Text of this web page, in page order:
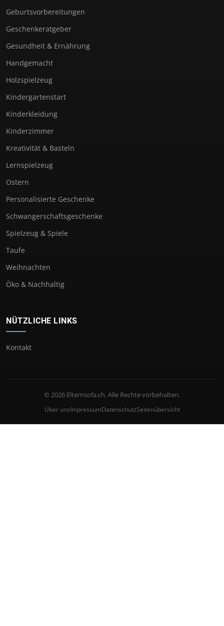
Geburtsvorbereitungen
Geschenkeratgeber
Gesundheit & Ernährung
Handgemacht
Holzspielzeug
Kindergartenstart
Kinderkleidung
Kinderzimmer
Kreativität & Basteln
Lernspielzeug
Ostern
Personalisierte Geschenke
Schwangerschaftsgeschenke
Spielzeug & Spiele
Taufe
Weihnachten
Öko & Nachhaltig
NÜTZLICHE LINKS
Kontakt
© 2026 Elternsofa.ch. Alle Rechte vorbehalten.
Über unsImpressumDatenschutzSeitenübersicht